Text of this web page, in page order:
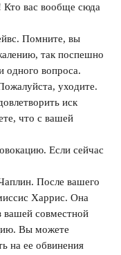
Кто вас вообще сюда
Помните, вы
так поспешно
одного вопроса.
уходите.
иск
что с вашей
Если сейчас
После вашего
Харрис. Она
вашей совместной
Вы можете
на ее обвинения